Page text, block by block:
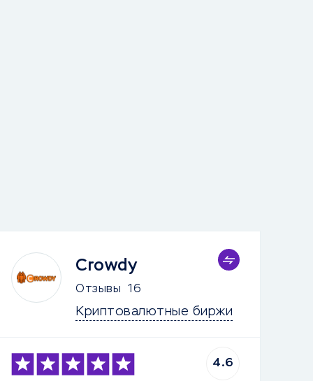
Crowdy
Отзывы 16
Криптовалютные биржи
4.6